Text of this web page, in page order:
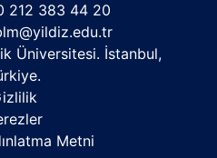
212 383 44 20
Üniversitesi. İstanbul,
Metni